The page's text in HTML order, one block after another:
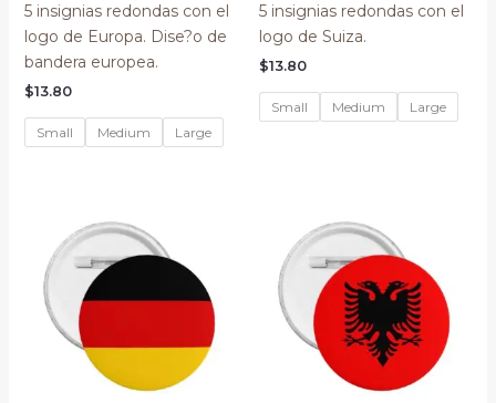
5 insignias redondas con el
logo de Europa. Dise?o de
bandera europea.
$13.80
Small Medium Large
5 insignias redondas con el
logo de Suiza.
$13.80
Small Medium Large